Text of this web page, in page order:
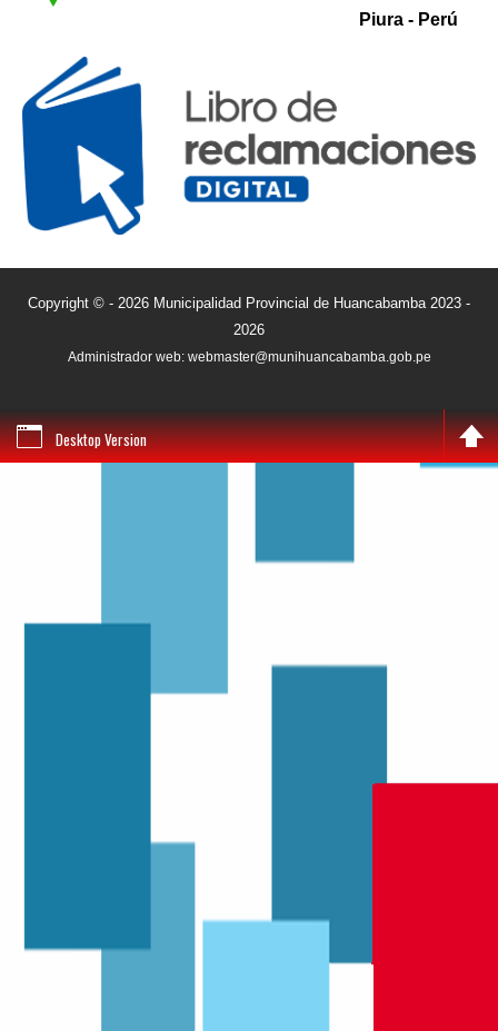
Piura - Perú
Copyright © - 2026 Municipalidad Provincial de Huancabamba 2023 -
2026
Administrador web: webmaster@munihuancabamba.gob.pe
Desktop Version